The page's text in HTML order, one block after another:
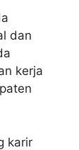
dan
kerja
karir